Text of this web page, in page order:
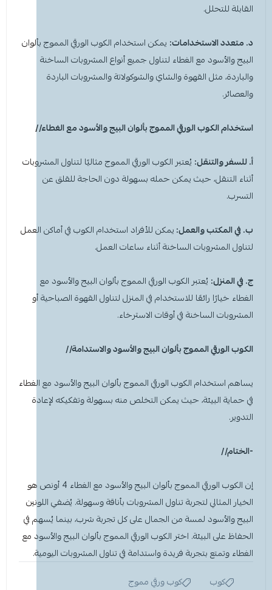
القابلة للتحلل.
د. متعدد الاستخدامات: يمكن استخدام الكوب الورقي المموج بألوان
البيج والأسود مع الغطاء لتناول جميع أنواع المشروبات الساخنة
والباردة، مثل القهوة والشاي والشوكولاتة والمشروبات الباردة
والعصائر.
استخدام الكوب الورقي المموج بألوانالبيجوالأسودمع الغطاء//
أ. للسفر والتنقل: يُعتبر الكوب الورقي المموج مثاليًا لتناول المشروبات
أثناء التنقل، حيث يمكن حمله بسهولة دون الحاجة للقلق عن
التسرب.
ب. في المكتب والعمل:يمكن للأفراد استخدام الكوب في أماكن العمل
لتناول المشروبات الساخنة أثناء ساعات العمل.
ج. في المنزل: يُعتبر الكوب الورقي المموج بألوانالبيجوالأسودمع
الغطاء خيارًا رائعًا للاستخدام في المنزل لتناول القهوة الصباحية أو
المشروبات الساخنة في أوقات الاسترخاء.
الكوب الورقي المموج بألوانالبيجوالأسودوالاستدامة//
يساهم استخدام الكوب الورقي المموج بألوانالبيجوالأسودمع الغطاء
في حماية البيئة، حيث يمكن التخلص منه بسهولة وتفكيكه لإعادة
التدوير.
-الختام//
إن الكوب الورقي المموج بألوانالبيجوالأسود
مع الغطاء 4 أونص هو
الخيار المثالي لتجربة تناول المشروبات بأناقة وسهولة. يُضفي اللونين
البيج والأسود لمسة من الجمال على كل تجربة شرب، بينما يُسهم في
الحفاظ على البيئة. اختر الكوب الورقي المموج بألوان البيج والأسود مع
الغطاء وتمتع بتجربة فريدة واستدامة في تناول المشروبات اليومية.
كوب
كوب ورقي مموج